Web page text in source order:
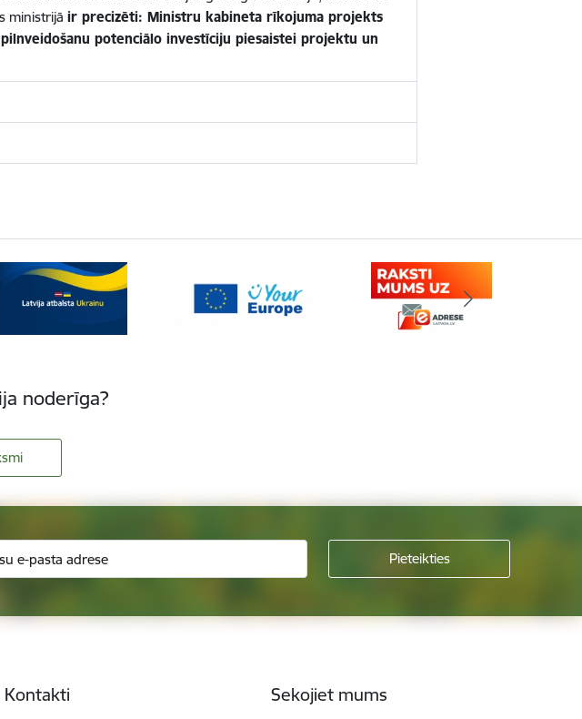
ministrijā ir precizēti: Ministru kabineta rīkojuma projekts
potenciālo investīciju piesaistei projektu un
noderīga?
Kontakti Sekojiet mums